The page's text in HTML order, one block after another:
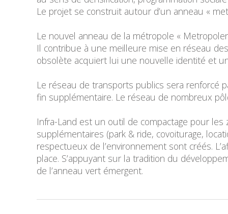
Le projet se construit autour d’un anneau «
Le nouvel anneau de la métropole «
Il contribue à une meilleure mise en réseau
obsolète acquiert lui une nouvelle identité et
Le réseau de transports publics sera renforcé
fin supplémentaire. Le réseau de nombreux
Infra-Land est un outil de compactage pour
supplémentaires (park & ride, covoiturage,
respectueux de l’environnement sont créés.
place. S’appuyant sur la tradition du
de l’anneau vert émergent.